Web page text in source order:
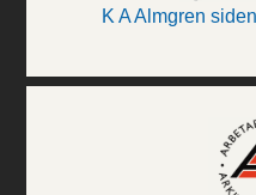
K A Almgren